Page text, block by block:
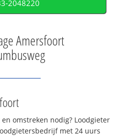
2048220
Amersfoort
omstreken nodig? Loodgieter
met 24 uurs